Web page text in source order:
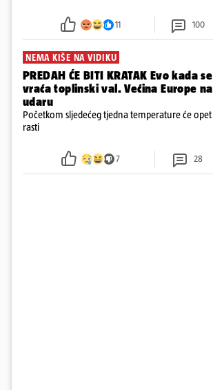
požar, rekao je vlasnik
11 100
NEMA KIŠE NA VIDIKU
PREDAH ĆE BITI KRATAK Evo kada se
vraća toplinski val. Većina Europe na
udaru
Početkom sljedećeg tjedna temperature će opet
rasti
7 28